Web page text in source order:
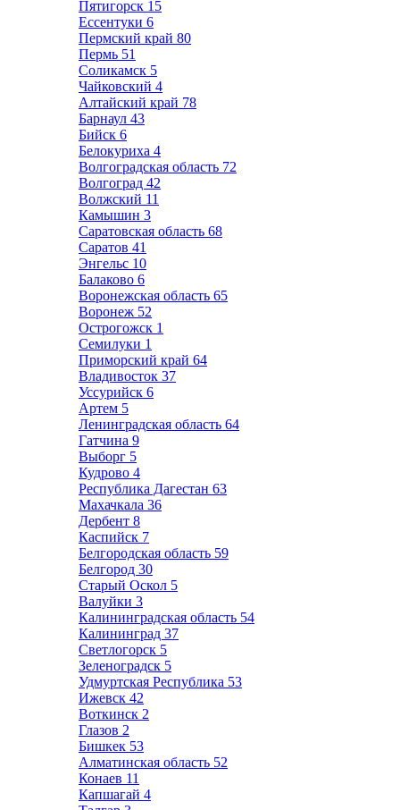
Пятигорск 15
Ессентуки 6
Пермский край 80
Пермь 51
Соликамск 5
Чайковский 4
Алтайский край 78
Барнаул 43
Бийск 6
Белокуриха 4
Волгоградская область 72
Волгоград 42
Волжский 11
Камышин 3
Саратовская область 68
Саратов 41
Энгельс 10
Балаково 6
Воронежская область 65
Воронеж 52
Острогожск 1
Семилуки 1
Приморский край 64
Владивосток 37
Уссурийск 6
Артем 5
Ленинградская область 64
Гатчина 9
Выборг 5
Кудрово 4
Республика Дагестан 63
Махачкала 36
Дербент 8
Каспийск 7
Белгородская область 59
Белгород 30
Старый Оскол 5
Валуйки 3
Калининградская область 54
Калининград 37
Светлогорск 5
Зеленоградск 5
Удмуртская Республика 53
Ижевск 42
Воткинск 2
Глазов 2
Бишкек 53
Алматинская область 52
Конаев 11
Капшагай 4